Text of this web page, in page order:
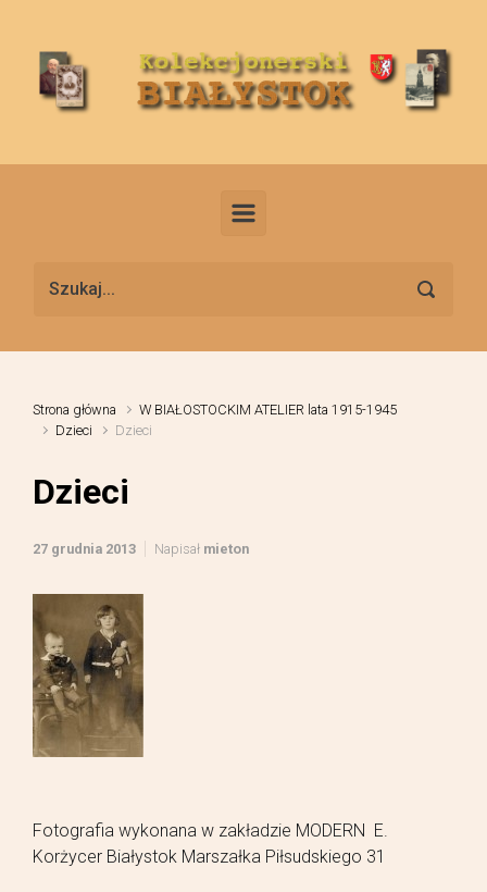
Strona główna
W BIAŁOSTOCKIM ATELIER lata 1915-1945
Dzieci
Dzieci
Dzieci
27 grudnia 2013 Napisał mieton
Fotografia wykonana w zakładzie MODERN E.
Korżycer Białystok Marszałka Piłsudskiego 31